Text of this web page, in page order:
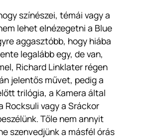
színészei, témái vagy a
lehet elnézegetni a Blue
aggasztóbb, hogy hiába
legalább egy, de van,
Richard Linklater régen
jelentős művet, pedig a
trilógia, a Kamera által
Rocksuli vagy a Sráckor
Tőle nem annyit
szenvedjünk a másfél órás